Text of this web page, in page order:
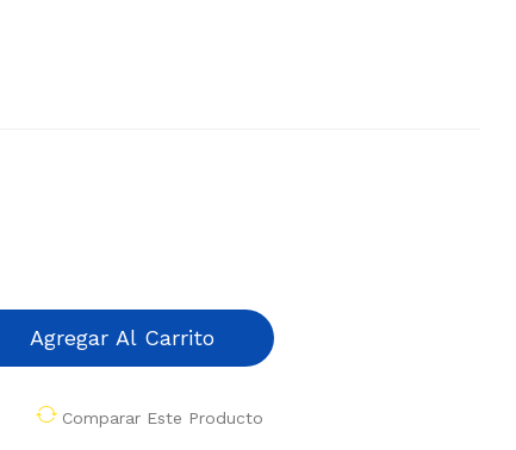
Agregar Al Carrito
Comparar Este Producto